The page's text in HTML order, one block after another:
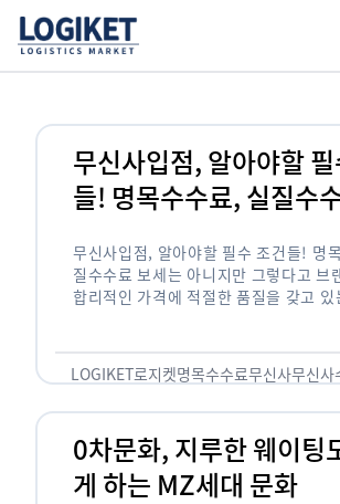
무신사입점, 알아야할
들! 명목수수료, 실질수
무신사입점, 알아야할 필수 조건들! 명
질수수료 보세는 아니지만 그렇다고 브
합리적인 가격에 적절한 품질을 갖고 있
LOGIKET로지켓명목수수료무신사무신사
0차문화, 지루한 웨이팅
게 하는 MZ세대 문화